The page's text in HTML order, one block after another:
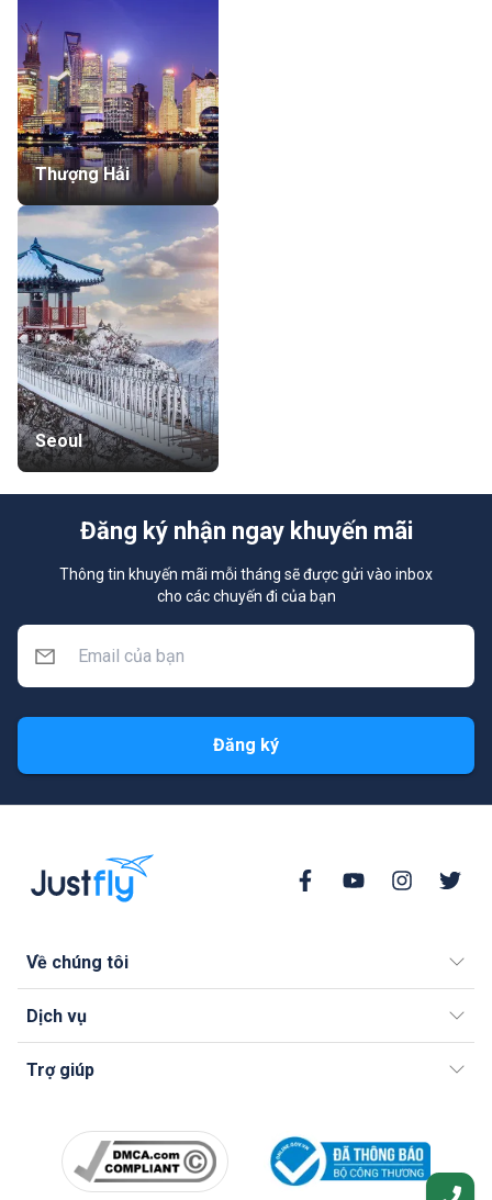
Thượng Hải
Seoul
Đăng ký nhận ngay khuyến mãi
Thông tin khuyến mãi mỗi tháng sẽ được gửi vào inbox
cho các chuyến đi của bạn
Đăng ký
Về chúng tôi
Dịch vụ
Trợ giúp